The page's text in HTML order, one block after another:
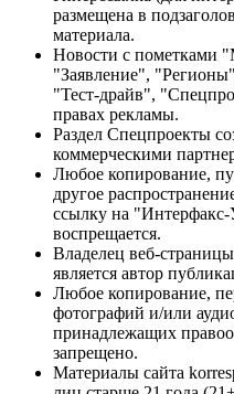
размещена в
материала.
Новости с пометками
"Заявление",
"Тест-драйв",
правах рекламы.
Раздел Спецпроекты
коммерческими
Любое копирование,
другое
ссылку на
воспрещается.
Владелец веб-
является автор
Любое копирование,
фотографий и/или
принадлежащих
запрещено.
Материалы сайта